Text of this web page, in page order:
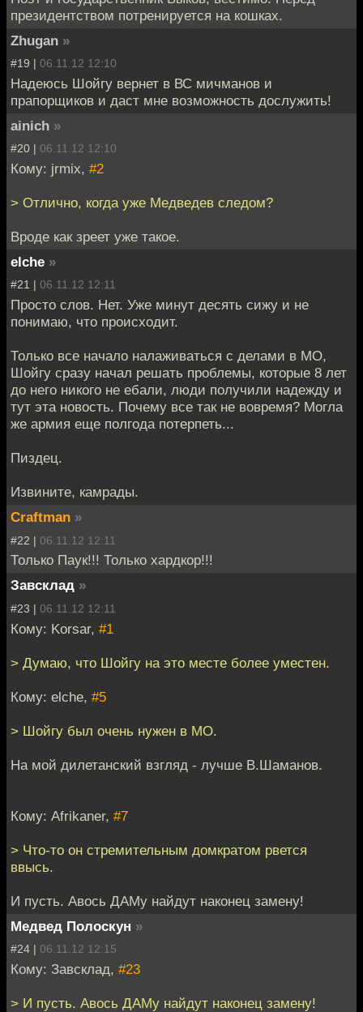
президентством потренируется на кошках.
Zhugan »
#19 | 06.11.12 12:10
Надеюсь Шойгу вернет в ВС мичманов и
прапорщиков и даст мне возможность дослужить!
ainich »
#20 | 06.11.12 12:10
Кому: jrmix, #2
> Отлично, когда уже Медведев следом?
Вроде как зреет уже такое.
elche »
#21 | 06.11.12 12:11
Просто слов. Нет. Уже минут десять сижу и не
понимаю, что происходит.
Только все начало налаживаться с делами в МО,
Шойгу сразу начал решать проблемы, которые 8 лет
до него никого не ебали, люди получили надежду и
тут эта новость. Почему все так не вовремя? Могла
же армия еще полгода потерпеть...
Пиздец.
Извините, камрады.
Craftman »
#22 | 06.11.12 12:11
Только Паук!!! Только хардкор!!!
Завсклад »
#23 | 06.11.12 12:11
Кому: Korsar, #1
> Думаю, что Шойгу на это месте более уместен.
Кому: elche, #5
> Шойгу был очень нужен в МО.
На мой дилетанский взгляд - лучше В.Шаманов.
Кому: Afrikaner, #7
> Что-то он стремительным домкратом рвется
ввысь.
И пусть. Авось ДАМу найдут наконец замену!
Медвед Полоскун »
#24 | 06.11.12 12:15
Кому: Завсклад, #23
> И пусть. Авось ДАМу найдут наконец замену!